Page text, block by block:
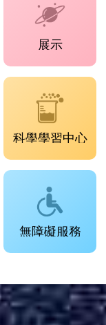
展示
科學學習中心
無障礙服務